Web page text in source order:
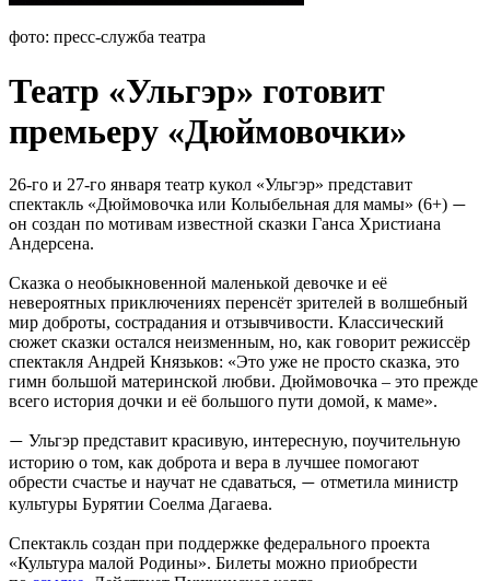
фото: пресс-служба театра
Театр «Ульгэр» готовит
премьеру «Дюймовочки»
26-го и 27-го января театр кукол «Ульгэр» представит
спектакль «Дюймовочка или Колыбельная для мамы» (6+) —
он создан по мотивам известной сказки Ганса Христиана
Андерсена.
Сказка о необыкновенной маленькой девочке и её
невероятных приключениях перенсёт зрителей в волшебный
мир доброты, сострадания и отзывчивости. Классический
сюжет сказки остался неизменным, но, как говорит режиссёр
спектакля Андрей Князьков: «Это уже не просто сказка, это
гимн большой материнской любви. Дюймовочка – это прежде
всего история дочки и её большого пути домой, к маме».
— Ульгэр представит красивую, интересную, поучительную
историю о том, как доброта и вера в лучшее помогают
обрести счастье и научат не сдаваться, — отметила министр
культуры Бурятии Соелма Дагаева.
Спектакль создан при поддержке федерального проекта
«Культура малой Родины». Билеты можно приобрести